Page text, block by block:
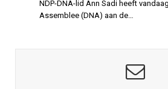
NDP-DNA-lid Ann Sadi heeft
Assemblee (DNA) aan de…